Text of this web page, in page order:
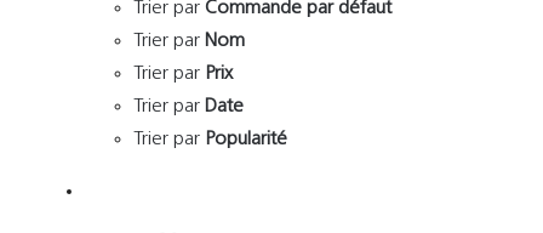
Trier par Commande par défaut
Trier par Nom
Trier par Prix
Trier par Date
Trier par Popularité